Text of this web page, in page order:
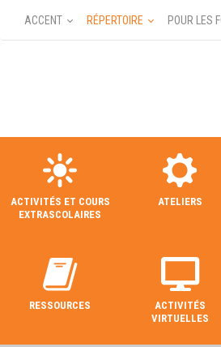
ACCENT RÉPERTOIRE POUR LES
ACTIVITÉS ET COURS
EXTRASCOLAIRES
ATELIERS
RESSOURCES
ACTIVITÉS
VIRTUELLES